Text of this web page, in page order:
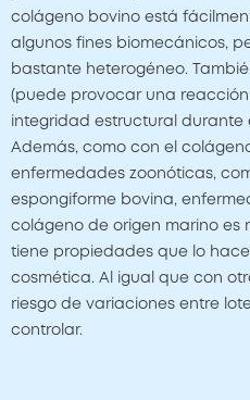
colágeno bovino está
algunos fines biomecánicos,
bastante heterogéneo.
(puede provocar una reacción
integridad estructural durante
Además, como con el
enfermedades zoonóticas,
espongiforme bovina,
colágeno de origen marino es
tiene propiedades que lo
cosmética. Al igual que con
riesgo de variaciones entre
controlar.